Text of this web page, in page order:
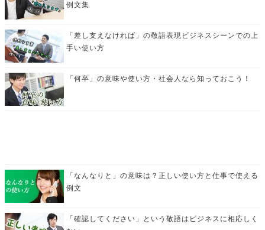
例文集
「差し支えなければ」の敬語表現ビジネスシーンでの上
手い使い方
「何卒」の意味や使い方・社会人なら知っておこう！
「なんなりと」の意味は？正しい使い方と仕事で使える
例文
「確認してください」という敬語はビジネスに相応しく